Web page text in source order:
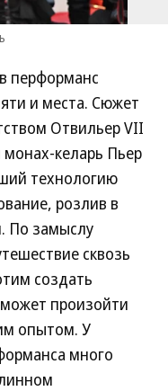
перформанс
и места. Сюжет
Отвильер VII
монах-келарь Пьер
технологию
розлив в
По замыслу
сквозь
создать
произойти
опытом. У
много